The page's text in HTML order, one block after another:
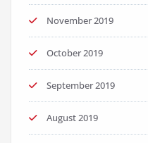
November 2019
October 2019
September 2019
August 2019